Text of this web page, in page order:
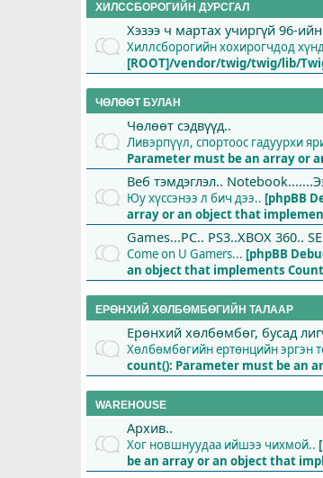
ХИЛССБОРОГИЙН ДУРСГАЛ
Хэзээ ч мартах учиргүй 96-
Хиллсборогийн хохирогчдод
[ROOT]/vendor/twig/twig/lib/
ЧӨЛӨӨТ БУЛАН
Чөлөөт сэдвүүд..
Ливэрпүүл, спортоос гадуурхи
Parameter must be an array or
Веб тэмдэглэл..
Юу хүссэнээ л бич дээ.. [phpBB
array or an object that
Games...PC.. PS3..XBOX 360..
Come on U Gamers... [phpBB
an object that implements
ЕРӨНХИЙ ХӨЛБӨМБӨГИЙН ТАЛААР
Ерөнхий хөлбөмбөг, бусад
Хөлбөмбөгийн ертөнцийн эргэн
count(): Parameter must be an
WAREHOUSE
Архив..
Хог новшнуудаа ийшээ чихмой..
be an array or an object that